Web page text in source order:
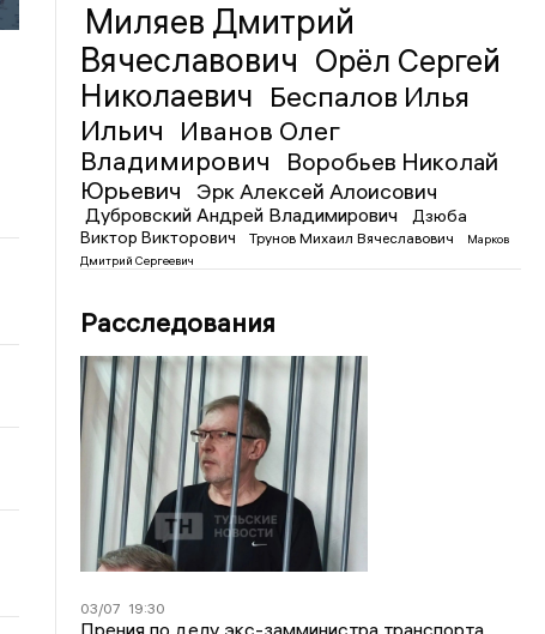
Миляев Дмитрий
Вячеславович Орёл Сергей
Николаевич Беспалов Илья
Ильич
Иванов Олег
Владимирович
Воробьев Николай
Юрьевич
Эрк Алексей Алоисович
Дубровский Андрей Владимирович
Дзюба
Виктор Викторович
Трунов Михаил Вячеславович
Марков
Дмитрий Сергеевич
Расследования
03/07 19:30
Прения по делу экс-замминистра транспорта